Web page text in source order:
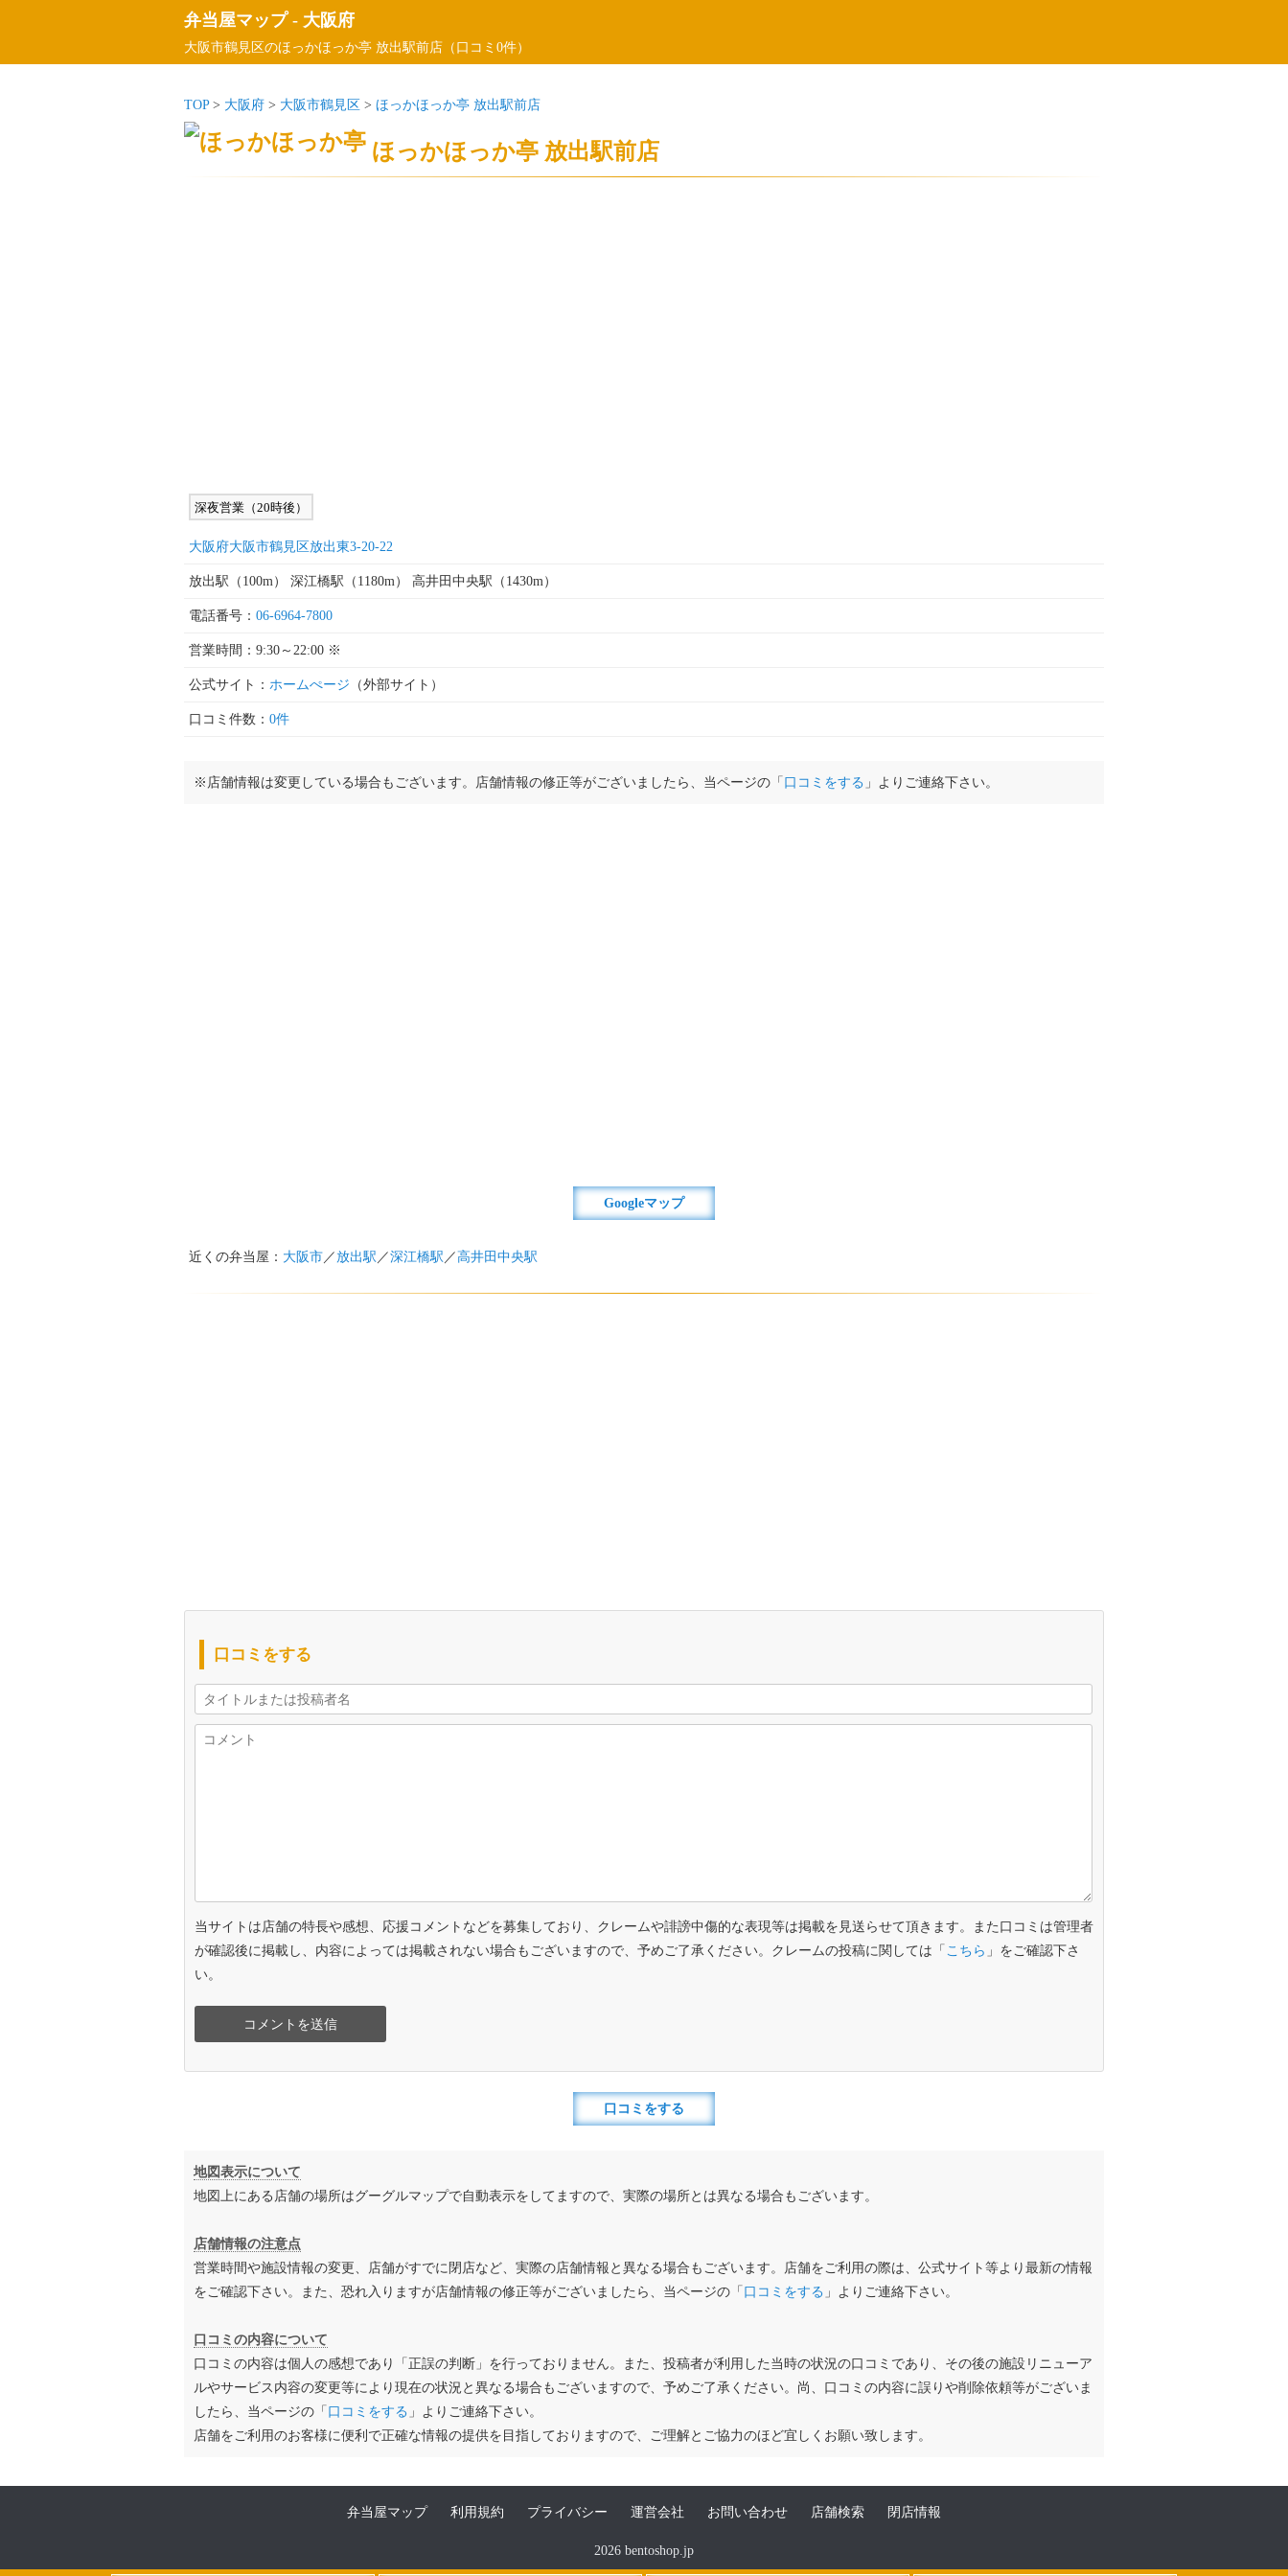
弁当屋マップ- 大阪府
大阪市鶴見区のほっかほっか亭 放出駅前店（口コミ0件）
TOP> 大阪府 > 大阪市鶴見区 > ほっかほっか亭 放出駅前店
ほっかほっか亭 放出駅前店
深夜営業（20時後）
大阪府大阪市鶴見区放出東3-20-22
放出駅（100m） 深江橋駅（1180m） 高井田中央駅（1430m）
電話番号： 06-6964-7800
営業時間：9:30～22:00 ※
公式サイト： ホームぺージ （外部サイト）
口コミ件数： 0件
※店舗情報は変更している場合もございます。店舗情報の修正等がございましたら、当ページの「 口コミをする 」よりご連絡下さい。
Googleマップ
近くの弁当屋： 大阪市／放出駅 ／深江橋駅 ／高井田中央駅
口コミをする
当サイトは店舗の特長や感想、応援コメントなどを募集しており、クレームや誹謗中傷的な表現等は掲載を見送らせて頂きます。また口コミは管理者
が確認後に掲載し、内容によっては掲載されない場合もございますので、予めご了承ください。クレームの投稿に関しては「 こちら 」をご確認下さ
い。
口コミをする
地図表示について
地図上にある店舗の場所はグーグルマップで自動表示をしてますので、実際の場所とは異なる場合もございます。
店舗情報の注意点
営業時間や施設情報の変更、店舗がすでに閉店など、実際の店舗情報と異なる場合もございます。店舗をご利用の際は、公式サイト等より最新の情報
をご確認下さい。また、恐れ入りますが店舗情報の修正等がございましたら、当ページの「 口コミをする 」よりご連絡下さい。
口コミの内容について
口コミの内容は個人の感想であり「正誤の判断」を行っておりません。また、投稿者が利用した当時の状況の口コミであり、その後の施設リニューア
ルやサービス内容の変更等により現在の状況と異なる場合もございますので、予めご了承ください。尚、口コミの内容に誤りや削除依頼等がございま
したら、当ページの「 口コミをする 」よりご連絡下さい。
店舗をご利用のお客様に便利で正確な情報の提供を目指しておりますので、ご理解とご協力のほど宜しくお願い致します。
弁当屋マップ 利用規約 プライバシー 運営会社 お問い合わせ 店舗検索 閉店情報
2026 bentoshop.jp